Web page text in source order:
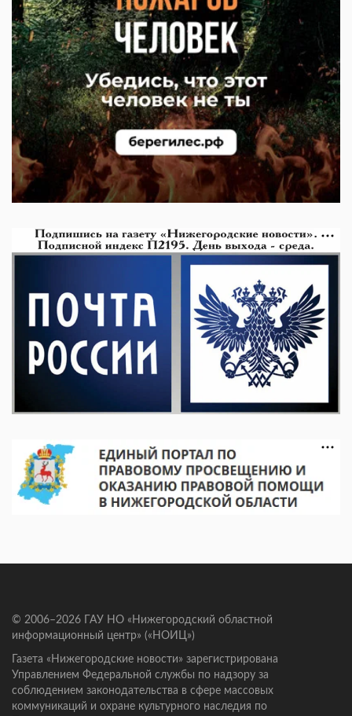
© 2006–2026 ГАУ НО «Нижегородский областной
информационный центр» («НОИЦ»)
Газета «Нижегородские новости» зарегистрирована
Управлением Федеральной службы по надзору за
соблюдением законодательства в сфере массовых
коммуникаций и охране культурного наследия по